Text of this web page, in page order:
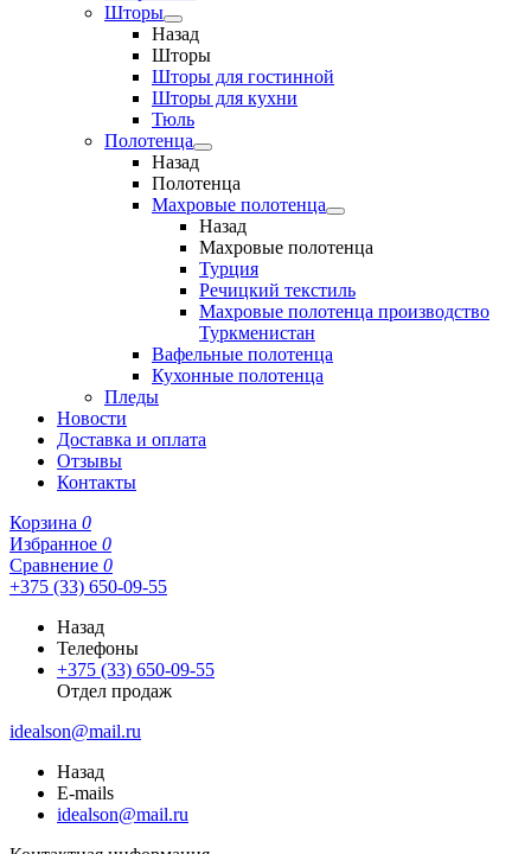
Шторы
Назад
Шторы
Шторы для гостинной
Шторы для кухни
Тюль
Полотенца
Назад
Полотенца
Махровые полотенца
Назад
Махровые полотенца
Турция
Речицкий текстиль
Махровые полотенца производство
Туркменистан
Вафельные полотенца
Кухонные полотенца
Пледы
Новости
Доставка и оплата
Отзывы
Контакты
Корзина 0
Избранное 0
Сравнение 0
+375 (33) 650-09-55
Назад
Телефоны
+375 (33) 650-09-55
Отдел продаж
idealson@mail.ru
Назад
E-mails
idealson@mail.ru